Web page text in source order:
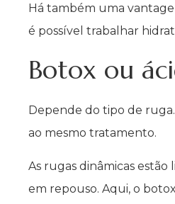
Há também uma
é possível trabalhar
Botox ou
Depende do tipo de
ao mesmo tratamento.
As rugas dinâmicas
em repouso. Aqui, o